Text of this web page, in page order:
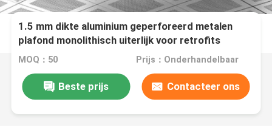
1.5 mm dikte aluminium geperforeerd metalen
plafond monolithisch uiterlijk voor retrofits
MOQ：50 Prijs：Onderhandelbaar
Beste prijs Contacteer ons